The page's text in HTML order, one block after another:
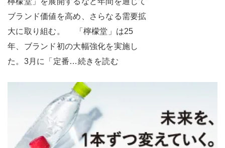
ブランド価値を高め、さらなる需要拡
大に取り組む。 「檸檬堂」は25
年、ブランド初の大幅強化を実施し
た。3月に「定番…続きを読む